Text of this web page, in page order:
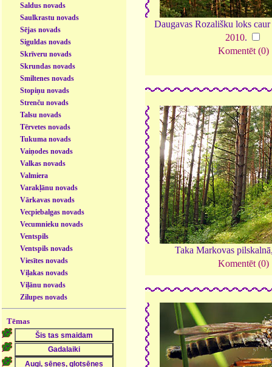
Saldus novads
Saulkrastu novads
Sējas novads
Siguldas novads
Skrīveru novads
Skrundas novads
Smiltenes novads
Stopiņu novads
Strenču novads
Talsu novads
Tērvetes novads
Tukuma novads
Vaiņodes novads
Valkas novads
Valmiera
Varakļānu novads
Vārkavas novads
Vecpiebalgas novads
Vecumnieku novads
Ventspils
Ventspils novads
Viesītes novads
Viļakas novads
Viļānu novads
Zilupes novads
Tēmas
Daugavas Rozališku loks
2010.
Komentēt (0)
Taka Markovas
Komentēt (0)